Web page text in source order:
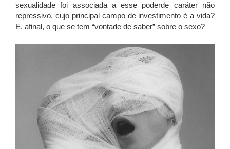
sexualidade foi associada a esse poderde caráter não
repressivo, cujo principal campo de investimento é a vida?
E, afinal, o que se tem “vontade de saber” sobre o sexo?